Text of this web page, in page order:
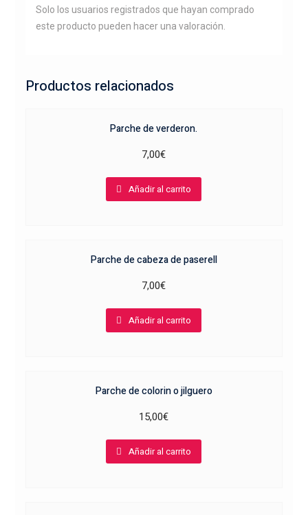
Solo los usuarios registrados que hayan comprado
este producto pueden hacer una valoración.
Productos relacionados
Parche de verderon.
7,00€
Añadir al carrito
Parche de cabeza de paserell
7,00€
Añadir al carrito
Parche de colorin o jilguero
15,00€
Añadir al carrito